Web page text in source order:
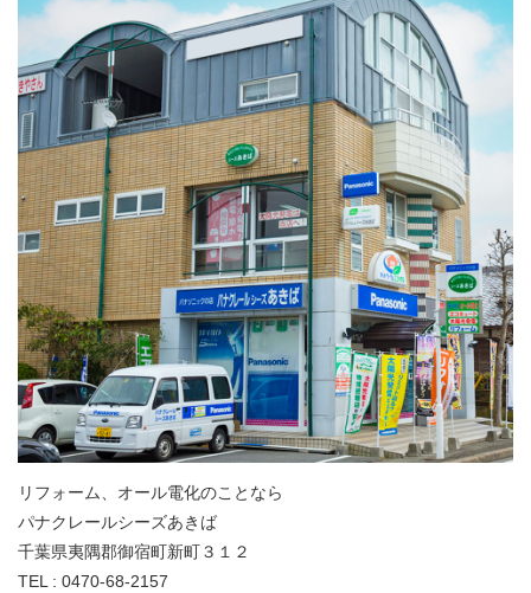
リフォーム、オール電化のことなら
パナクレールシーズあきば
千葉県夷隅郡御宿町新町３１２
TEL : 0470-68-2157